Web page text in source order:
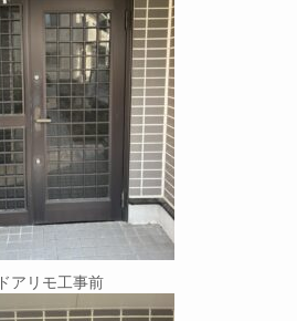
ドアリモ工事前